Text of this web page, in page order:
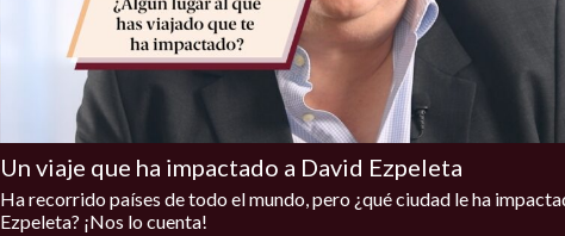
Un viaje que ha impactado a David Ezpeleta
Ha recorrido países de todo el mundo, pero ¿qué ciudad le ha
Ezpeleta? ¡Nos lo cuenta!